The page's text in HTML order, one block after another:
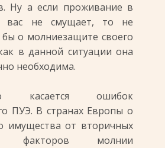
Ну а если проживание в
вас не смущает, то не
бы о молниезащите своего
в данной ситуации она
необходима.
касается ошибок
ПУЭ. В странах Европы о
имущества от вторичных
факторов молнии